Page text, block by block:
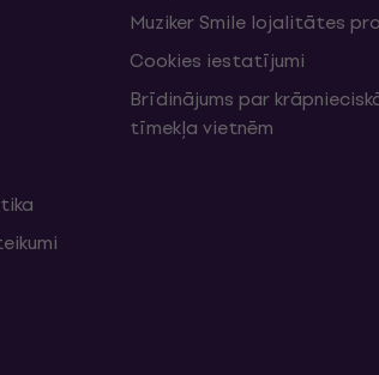
Muziker Smile lojalitātes
Cookies iestatījumi
Brīdinājums par
tīmekļa vietnēm